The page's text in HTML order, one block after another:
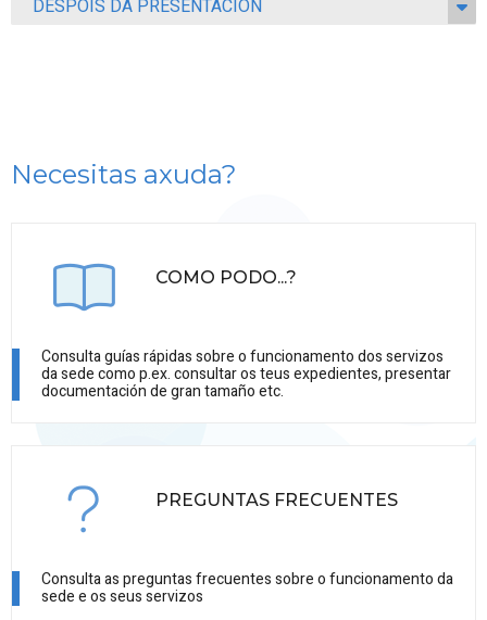
DESPOIS DA PRESENTACIÓN
Necesitas axuda?
COMO PODO...?
Consulta guías rápidas sobre o funcionamento dos servizos
da sede como p.ex. consultar os teus expedientes, presentar
documentación de gran tamaño etc.
PREGUNTAS FRECUENTES
Consulta as preguntas frecuentes sobre o funcionamento da
sede e os seus servizos